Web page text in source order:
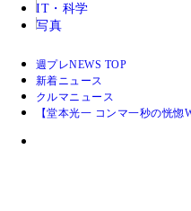
IT・科学
写真
週プレNEWS TOP
新着ニュース
クルマニュース
【堂本光一 コンマ一秒の恍